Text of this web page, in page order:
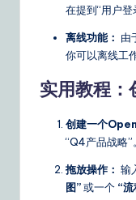
在提到“用户登
离线功能： 由
你可以离线工
实用教程：
创建一个
“Q4产品战略”。
拖放操作： 输
图”或一个 “流